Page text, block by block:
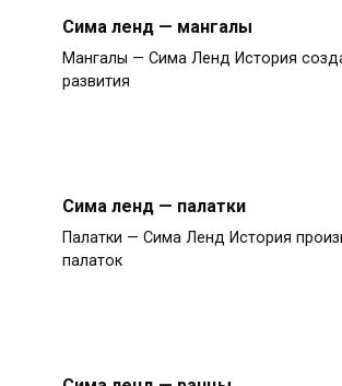
Сима ленд — мангалы
Мангалы — Сима Ленд История
развития
Сима ленд — палатки
Палатки — Сима Ленд История
палаток